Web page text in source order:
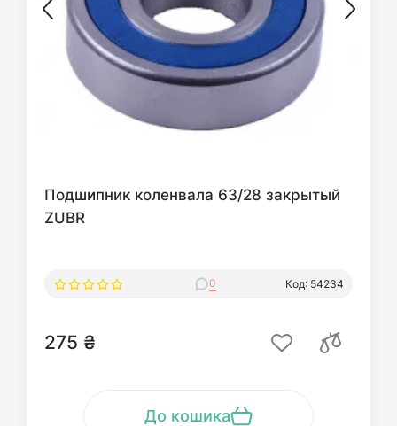
Подшипник коленвала 63/28 закрытый
ZUBR
0 Код: 54234
275 ₴
До кошика